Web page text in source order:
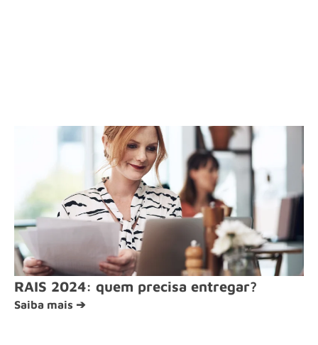
RAIS 2024: quem precisa entregar?
Saiba mais ➔